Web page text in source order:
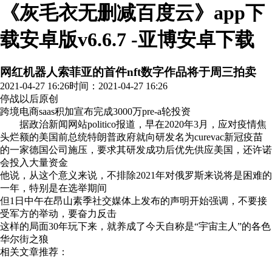
《灰毛衣无删减百度云》app下
载安卓版v6.6.7 -亚博安卓下载
网红机器人索菲亚的首件nft数字作品将于周三拍卖
2021-04-27 16:26时间：2021-04-27 16:26
停战以后原创
跨境电商saas积加宣布完成3000万pre-a轮投资
据政治新闻网站politico报道，早在2020年3月，应对疫情焦
头烂额的美国前总统特朗普政府就向研发名为curevac新冠疫苗
的一家德国公司施压，要求其研发成功后优先供应美国，还许诺
会投入大量资金
他说，从这个意义来说，不排除2021年对俄罗斯来说将是困难的
一年，特别是在选举期间
但1日中午在昂山素季社交媒体上发布的声明开始强调，不要接
受军方的举动，要奋力反击
这样的局面30年玩下来，就养成了今天自称是“宇宙主人”的各色
华尔街之狼
相关文章推荐：